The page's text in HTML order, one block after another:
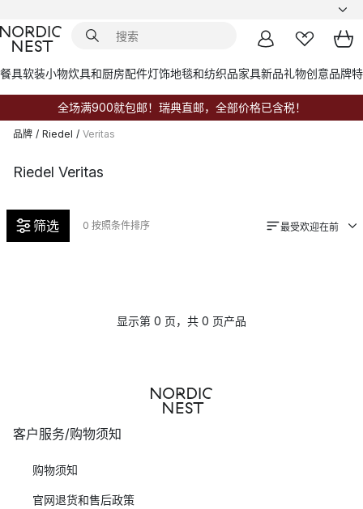
餐具软装小物炊具和厨房配件灯饰地毯和纺织品家具新品礼物创意品牌
全场满900就包邮！瑞典直邮，全部价格已含税！
品牌 / Riedel / Veritas
Riedel Veritas
筛选 0 按照条件排序 最受欢迎在前
显示第 0 页，共 0 页产品
客户服务/购物须知
购物须知
官网退货和售后政策